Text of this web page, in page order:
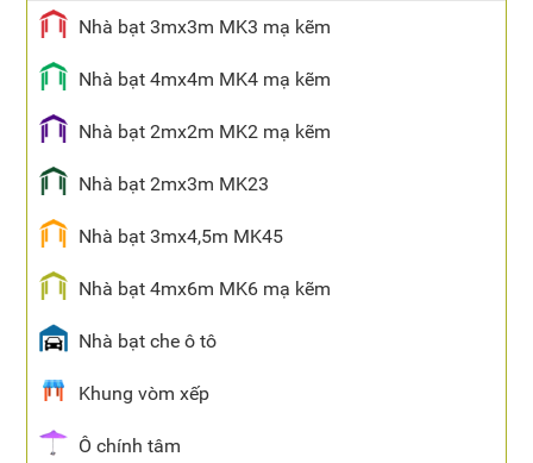
Nhà bạt 3mx3m MK3 mạ kẽm
Nhà bạt 4mx4m MK4 mạ kẽm
Nhà bạt 2mx2m MK2 mạ kẽm
Nhà bạt 2mx3m MK23
Nhà bạt 3mx4,5m MK45
Nhà bạt 4mx6m MK6 mạ kẽm
Nhà bạt che ô tô
Khung vòm xếp
Ô chính tâm